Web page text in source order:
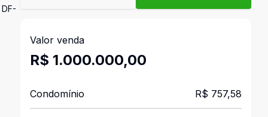
Valor venda
R$ 1.000.000,00
Condomínio R$ 757,58